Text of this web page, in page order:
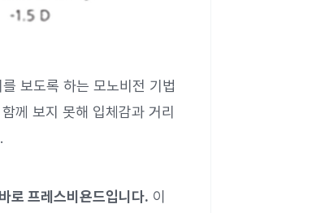
보도록 하는 모노비전 기법
께 보지 못해 입체감과 거리
로 프레스비욘드입니다. 이